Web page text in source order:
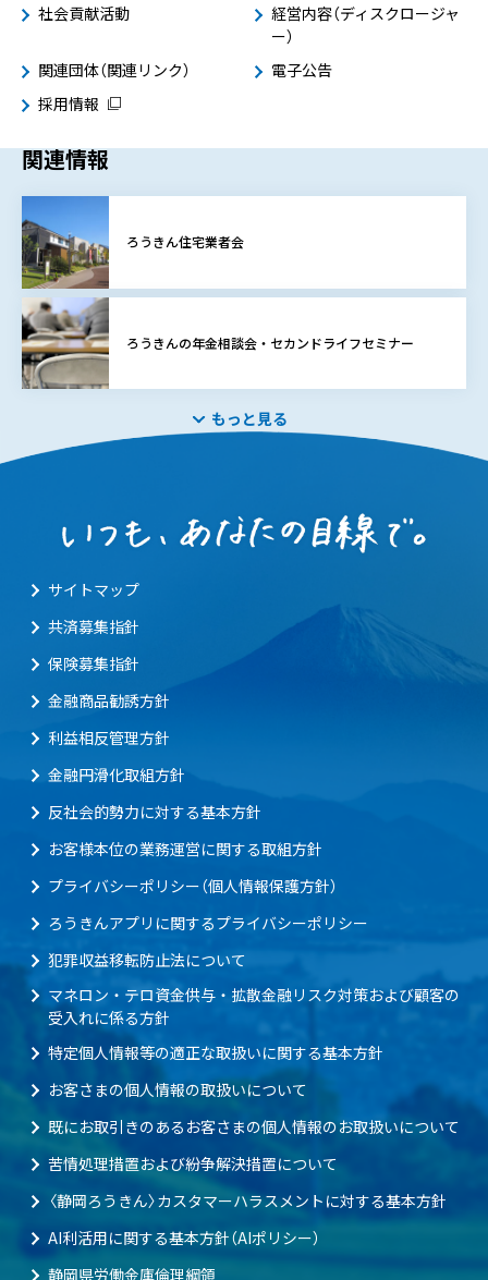
社会貢献活動
経営内容（ディスクロージャ
ー）
関連団体（関連リンク）
電子公告
採用情報
関連情報
ろうきん住宅業者会
ろうきんの年金相談会・セカンドライフセミナー
もっと見る
サイトマップ
共済募集指針
保険募集指針
金融商品勧誘方針
利益相反管理方針
金融円滑化取組方針
反社会的勢力に対する基本方針
お客様本位の業務運営に関する取組方針
プライバシーポリシー（個人情報保護方針）
ろうきんアプリに関するプライバシーポリシー
犯罪収益移転防止法について
マネロン・テロ資金供与・拡散金融リスク対策および顧客の
受入れに係る方針
特定個人情報等の適正な取扱いに関する基本方針
お客さまの個人情報の取扱いについて
既にお取引きのあるお客さまの個人情報のお取扱いについて
苦情処理措置および紛争解決措置について
〈静岡ろうきん〉カスタマーハラスメントに対する基本方針
AI利活用に関する基本方針（AIポリシー）
静岡県労働金庫倫理綱領